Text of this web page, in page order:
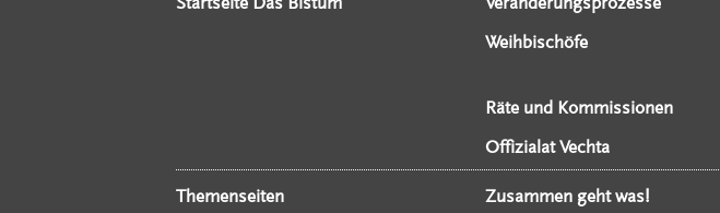
Weihbischöfe
Räte und Kommissionen
Offizialat Vechta
Themenseiten Zusammen geht was!